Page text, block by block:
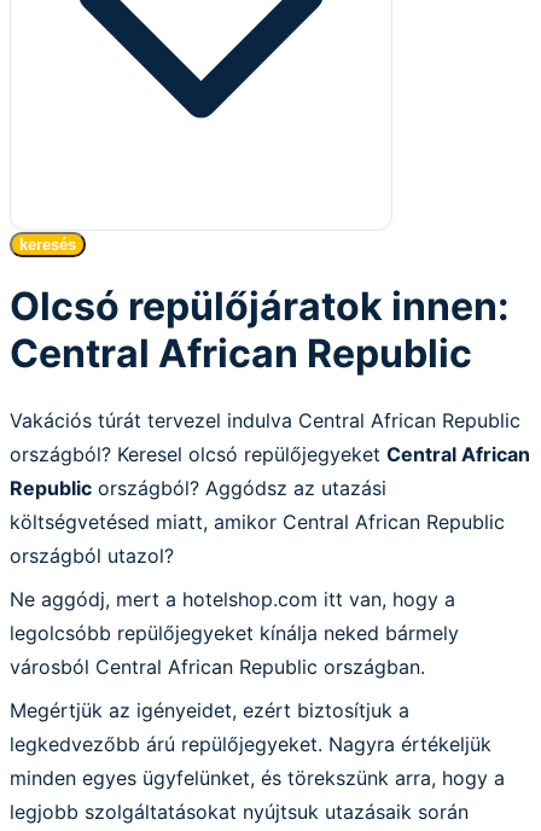
keresés
Olcsó repülőjáratok innen:
Central African Republic
Vakációs túrát tervezel indulva Central African Republic
országból? Keresel olcsó repülőjegyeket Central African
Republic országból? Aggódsz az utazási
költségvetésed miatt, amikor Central African Republic
országból utazol?
Ne aggódj, mert a hotelshop.com itt van, hogy a
legolcsóbb repülőjegyeket kínálja neked bármely
városból Central African Republic országban.
Megértjük az igényeidet, ezért biztosítjuk a
legkedvezőbb árú repülőjegyeket. Nagyra értékeljük
minden egyes ügyfelünket, és törekszünk arra, hogy a
legjobb szolgáltatásokat nyújtsuk utazásaik során